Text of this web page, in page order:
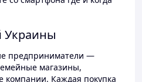
Украины
предприниматели —
магазины,
компании. Каждая покупка